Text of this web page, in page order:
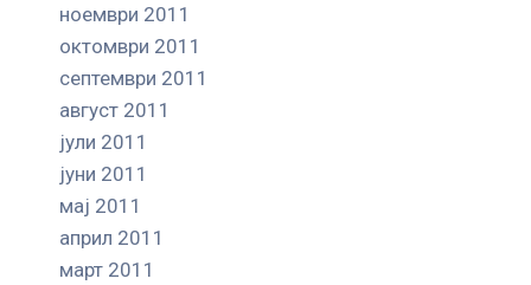
ноември 2011
октомври 2011
септември 2011
август 2011
јули 2011
јуни 2011
мај 2011
април 2011
март 2011